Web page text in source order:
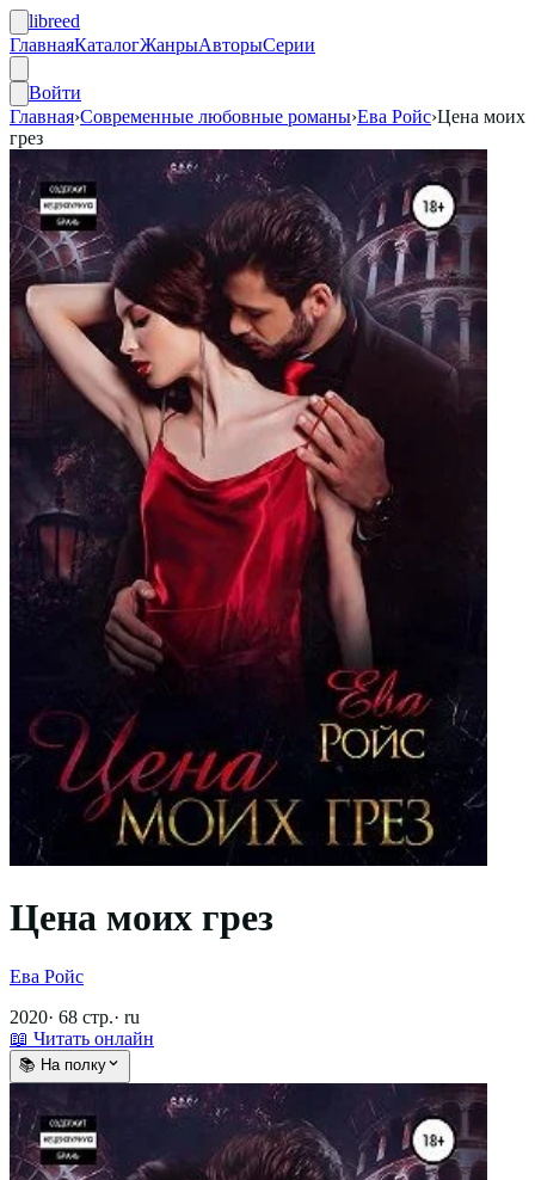
libreed
ГлавнаяКаталогЖанрыАвторыСерии
Войти
Главная›Современные любовные романы›Ева Ройс›Цена моих
грез
Цена моих грез
Ева Ройс
2020· 68 стр.· ru
📖 Читать онлайн
📚 На полку